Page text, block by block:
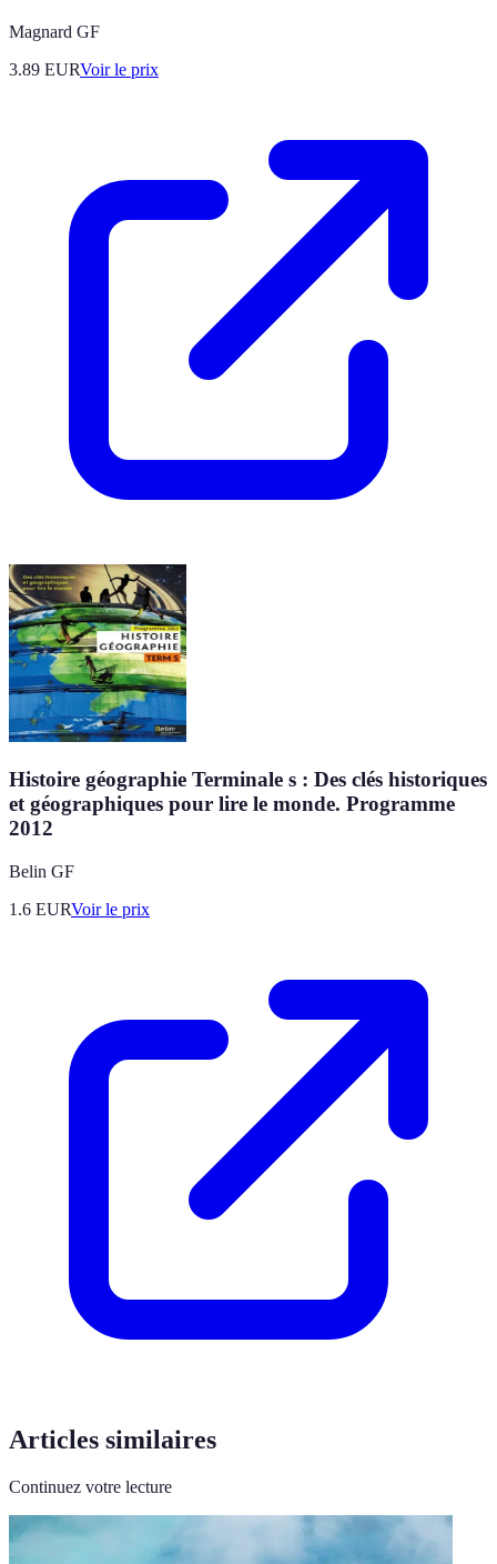
Magnard GF
3.89 EURVoir le prix
Histoire géographie Terminale s : Des clés historiques
et géographiques pour lire le monde. Programme
2012
Belin GF
1.6 EURVoir le prix
Articles similaires
Continuez votre lecture